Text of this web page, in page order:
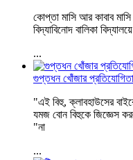
কোপ্তা মাসি আর কাবাব
বিদ্যাবিনোদ বালিকা বিদ্যালয়ে
...
গুপ্তধন খোঁজার প্রতিযোগিতা
"এই বিহু, ক্লাবহাউসের
যমজ বোন বিহুকে জিজ্ঞেস
"না
...